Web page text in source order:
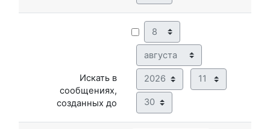
Искать в
сообщениях,
созданных до
День
Год Час
Минута